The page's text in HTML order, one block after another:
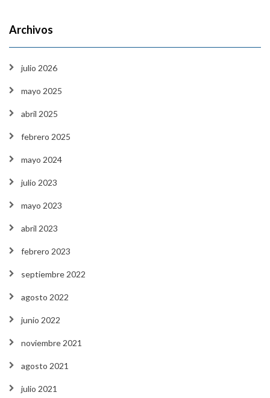
Archivos
julio 2026
mayo 2025
abril 2025
febrero 2025
mayo 2024
julio 2023
mayo 2023
abril 2023
febrero 2023
septiembre 2022
agosto 2022
junio 2022
noviembre 2021
agosto 2021
julio 2021